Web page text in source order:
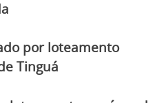
por loteamento
Tinguá